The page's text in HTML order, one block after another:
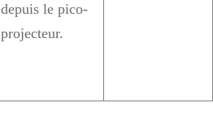
depuis le pico-
projecteur.